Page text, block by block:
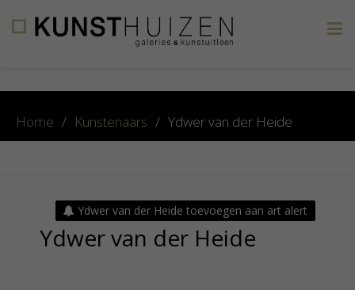
Home / Kunstenaars / Ydwer van der Heide
Ydwer van der Heide toevoegen aan art alert
Ydwer van der Heide